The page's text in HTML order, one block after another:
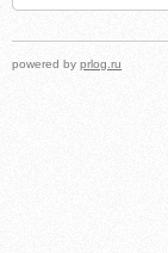
powered by prlog.ru